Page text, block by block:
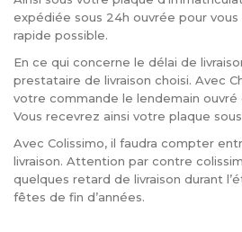
expédiée sous 24h ouvrée pour vous
rapide possible.
En ce qui concerne le délai de
prestataire de livraison choisi. Avec
votre commande le lendemain ouvré
Vous recevrez ainsi votre plaque
Avec Colissimo, il faudra compter
livraison. Attention par contre
quelques retard de livraison durant
fêtes de fin d’années.